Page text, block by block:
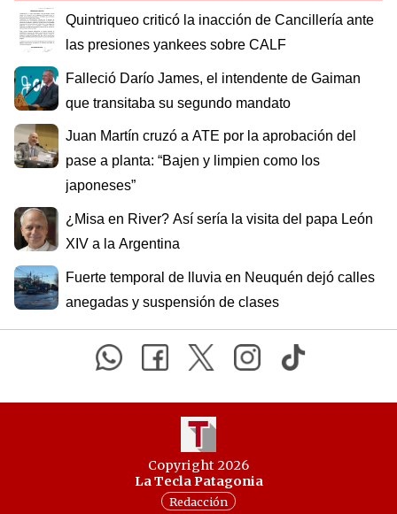
Quintriqueo criticó la inacción de Cancillería ante
las presiones yankees sobre CALF
Falleció Darío James, el intendente de Gaiman
que transitaba su segundo mandato
Juan Martín cruzó a ATE por la aprobación del
pase a planta: “Bajen y limpien como los
japoneses”
¿Misa en River? Así sería la visita del papa León
XIV a la Argentina
Fuerte temporal de lluvia en Neuquén dejó calles
anegadas y suspensión de clases
Copyright 2026
La Tecla Patagonia
Redacción